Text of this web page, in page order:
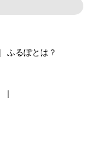
ふるぽとは？